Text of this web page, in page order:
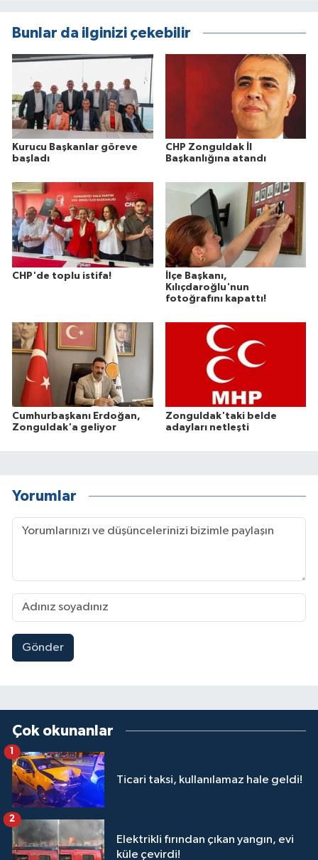
Bunlar da ilginizi çekebilir
Kurucu Başkanlar göreve
başladı
CHP Zonguldak İl
Başkanlığına atandı
CHP'de toplu istifa!
İlçe Başkanı,
Kılıçdaroğlu'nun
fotoğrafını kapattı!
Cumhurbaşkanı Erdoğan,
Zonguldak'a geliyor
Zonguldak'taki belde
adayları netleşti
Yorumlar
Gönder
Çok okunanlar
Ticari taksi, kullanılamaz hale geldi!
Elektrikli fırından çıkan yangın, evi
küle çevirdi!
2